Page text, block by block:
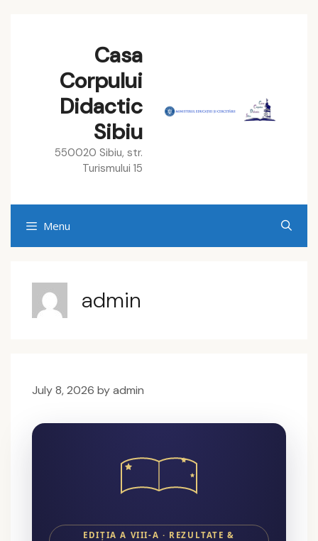
Casa
Corpului
Didactic
Sibiu
550020 Sibiu, str.
Turismului 15
Menu
admin
July 8, 2026 byadmin
EDIȚIA A VIII-A · REZULTATE &